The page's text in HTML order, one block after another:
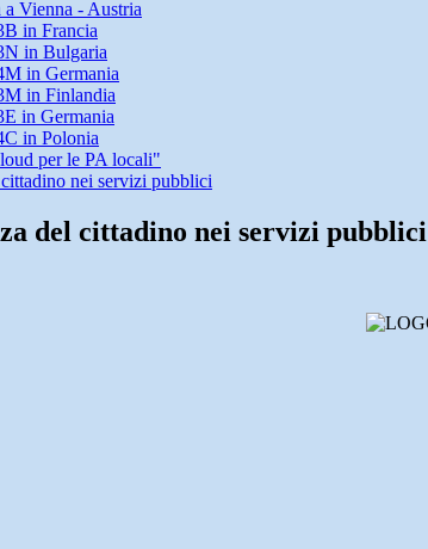
Vienna - Austria
in Francia
in Bulgaria
in Germania
in Finlandia
in Germania
in Polonia
per le PA locali"
nei servizi pubblici
del cittadino nei servizi pubblici